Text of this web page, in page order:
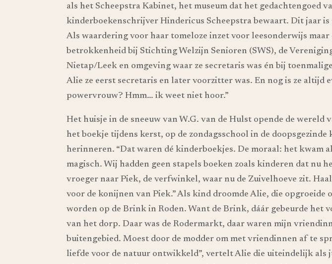
als het Scheepstra Kabinet, het museum dat het gedachtengoed
kinderboekenschrijver Hindericus Scheepstra bewaart. Dit jaar
Als waardering voor haar tomeloze inzet voor leesonderwijs
betrokkenheid bij Stichting Welzijn Senioren (SWS), de
Nietap/Leek en omgeving waar ze secretaris was én bij
Alie ze eerst secretaris en later voorzitter was. En nog is ze altijd
powervrouw? Hmm… ik weet niet hoor.”
Het huisje in de sneeuw van W.G. van de Hulst opende de wereld
het boekje tijdens kerst, op de zondagsschool in de doopsgezinde
herinneren. “Dat waren dé kinderboekjes. De moraal: het kwam
magisch. Wij hadden geen stapels boeken zoals kinderen dat nu
vroeger naar Piek, de verfwinkel, waar nu de Zuivelhoeve zit.
voor de konijnen van Piek.” Als kind droomde Alie, die opgroeide
worden op de Brink in Roden. Want de Brink, dáár gebeurde het
van het dorp. Daar was de Rodermarkt, daar waren mijn
buitengebied. Moest door de modder om met vriendinnen af te
liefde voor de natuur ontwikkeld”, vertelt Alie die uiteindelijk als